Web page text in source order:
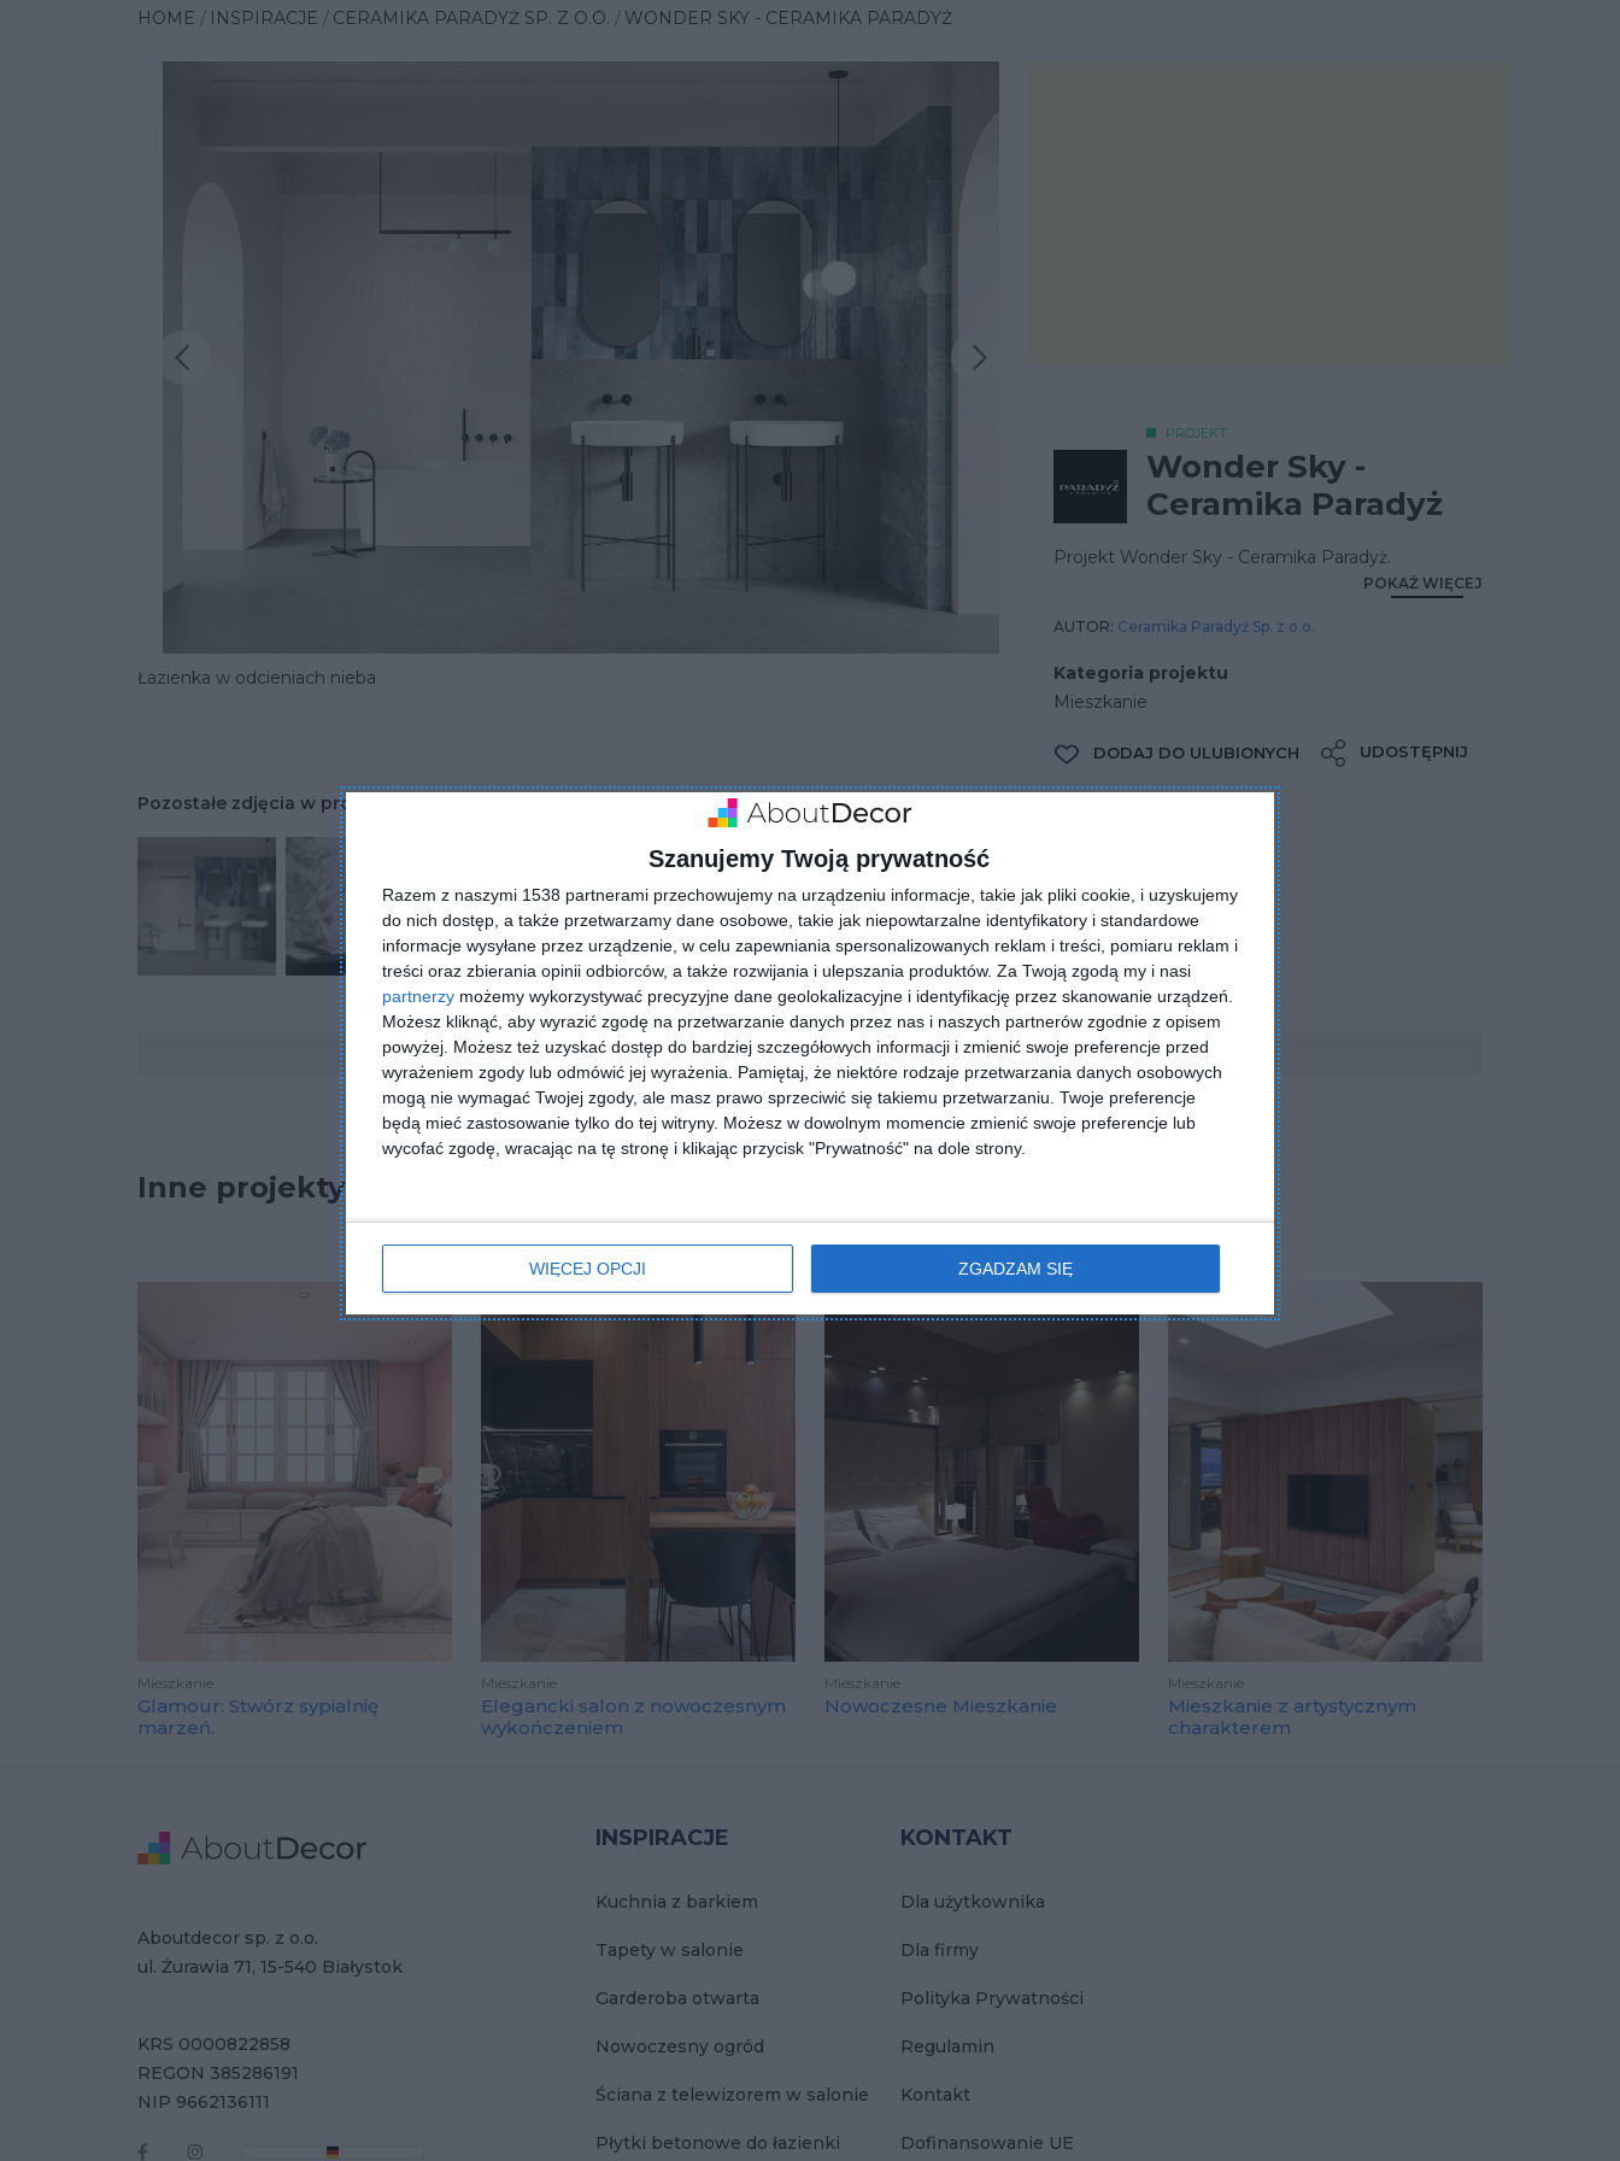
Szanujemy Twoją prywatność
Razem z naszymi 1538 partnerami przechowujemy na urządzeniu informacje, takie jak pliki cookie, i uzyskujemy
do nich dostęp, a także przetwarzamy dane osobowe, takie jak niepowtarzalne identyfikatory i standardowe
informacje wysyłane przez urządzenie, w celu zapewniania spersonalizowanych reklam i treści, pomiaru reklam i
treści oraz zbierania opinii odbiorców, a także rozwijania i ulepszania produktów. Za Twoją zgodą my i nasi
partnerzy możemy wykorzystywać precyzyjne dane geolokalizacyjne i identyfikację przez skanowanie urządzeń.
Możesz kliknąć, aby wyrazić zgodę na przetwarzanie danych przez nas i naszych partnerów zgodnie z opisem
powyżej. Możesz też uzyskać dostęp do bardziej szczegółowych informacji i zmienić swoje preferencje przed
wyrażeniem zgody lub odmówić jej wyrażenia.
Pamiętaj, że niektóre rodzaje przetwarzania danych osobowych
mogą nie wymagać Twojej zgody, ale masz prawo sprzeciwić się takiemu przetwarzaniu. Twoje preferencje
będą mieć zastosowanie tylko do tej witryny. Możesz w dowolnym momencie zmienić swoje preferencje lub
wycofać zgodę, wracając na tę stronę i klikając przycisk "Prywatność" na dole strony.
WIĘCEJ OPCJI ZGADZAM SIĘ
HOME INSPIRACJE CERAMIKA PARADYŻ SP. Z O.O. WONDER SKY - CERAMIKA PARADYŻ
Poprzednia inspiracjaNastępna inspiracja
Łazienka w odcieniach nieba
PROJEKT
Wonder Sky -
Ceramika Paradyż
Projekt Wonder Sky - Ceramika Paradyż.
POKAŻ WIĘCEJ
AUTOR: Ceramika Paradyż Sp. z o.o.
Kategoria projektu
Mieszkanie
DODAJ DO ULUBIONYCH UDOSTĘPNIJ
Pozostałe zdjęcia w projekcie:
ZADAJ PYTANIE
Inne projekty
Mieszkanie
Glamour: Stwórz sypialnię
marzeń.
Mieszkanie
Elegancki salon z nowoczesnym
wykończeniem
Mieszkanie
Nowoczesne Mieszkanie
Mieszkanie
Mieszkanie z artystycznym
charakterem
INSPIRACJE
Kuchnia z barkiem
Tapety w salonie
Garderoba otwarta
Nowoczesny ogród
Ściana z telewizorem w salonie
Płytki betonowe do łazienki
KONTAKT
Dla użytkownika
Dla firmy
Polityka Prywatności
Regulamin
Kontakt
Dofinansowanie UE
Adres
Aboutdecor sp. z o.o.
ul. Żurawia 71, 15-540 Białystok
Dane Firmy
KRS 0000822858
REGON 385286191
NIP 9662136111